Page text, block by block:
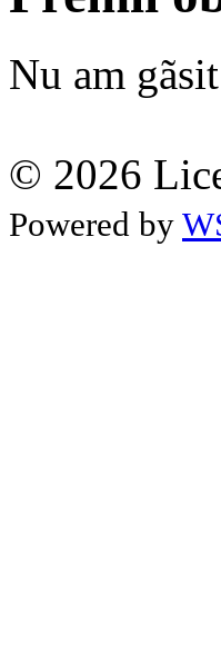
Nu am
© 2026
Powered by